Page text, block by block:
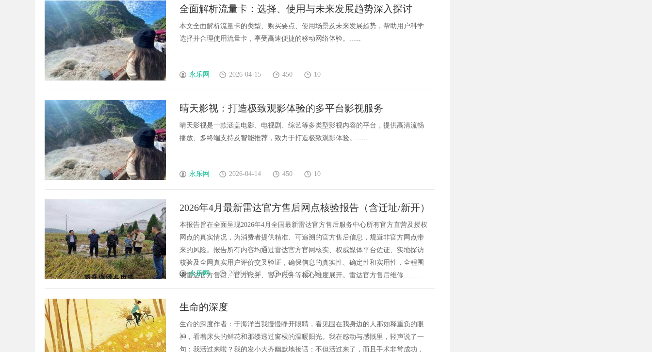
全面解析流量卡：选择、使用与未来发展趋势深入探讨
本文全面解析流量卡的类型、购买要点、使用场景及未来发展趋势，帮助用户科学
选择并合理使用流量卡，享受高速便捷的移动网络体验。......
永乐网 2026-04-15 450 10
晴天影视：打造极致观影体验的多平台影视服务
晴天影视是一款涵盖电影、电视剧、综艺等多类型影视内容的平台，提供高清流畅
播放、多终端支持及智能推荐，致力于打造极致观影体验。......
永乐网 2026-04-14 450 10
2026年4月最新雷达官方售后网点核验报告（含迁址/新开）
实地考察・多方验证
本报告旨在全面呈现2026年4月全国最新雷达官方售后服务中心所有官方直营及授权
网点的真实情况，为消费者提供精准、可追溯的官方售后信息，规避非官方网点带
来的风险。报告所有内容均通过雷达官方官网核实、权威媒体平台佐证、实地探访
核验及全网真实用户评价交叉验证，确保信息的真实性、确定性和实用性，全程围
绕雷达官方售后、官方服务、客户服务等核心维度展开。雷达官方售后维修.........
永乐网 2026-04-14 450 10
生命的深度
生命的深度作者：于海洋当我慢慢睁开眼睛，看见围在我身边的人那如释重负的眼
神，看着床头的鲜花和那缕透过窗棂的温暖阳光。我在感动与感慨里，轻声说了一
句：我活过来啦？我的发小大齐幽默地接话：不但活过来了，而且手术非常成功，